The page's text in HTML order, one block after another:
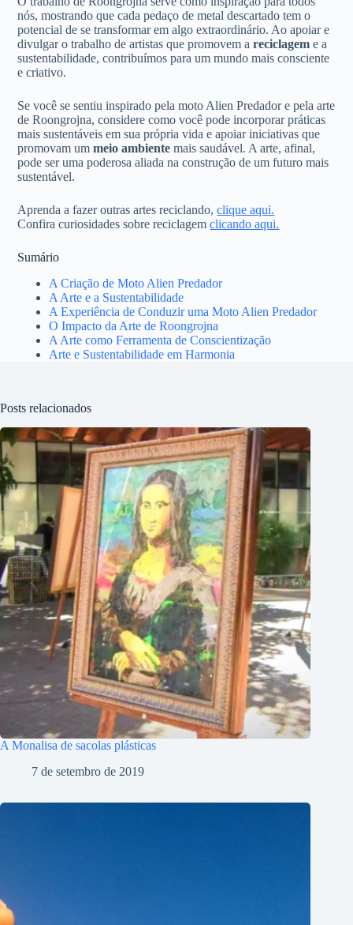
nós, mostrando que cada pedaço de metal descartado tem o
potencial de se transformar em algo extraordinário. Ao apoiar e
divulgar o trabalho de artistas que promovem areciclagem e a
sustentabilidade, contribuímos para um mundo mais consciente
e criativo.
Se você se sentiu inspirado pela moto Alien Predador e pela arte
de Roongrojna, considere como você pode incorporar práticas
mais sustentáveis em sua própria vida e apoiar iniciativas que
promovam ummeio ambiente mais saudável. A arte, afinal,
pode ser uma poderosa aliada na construção de um futuro mais
sustentável.
Aprenda a fazer outras artes reciclando,clique aqui.
Confira curiosidades sobre reciclagemclicando aqui.
Sumário
A Criação de Moto Alien Predador
A Arte e a Sustentabilidade
A Experiência de Conduzir uma Moto Alien Predador
O Impacto da Arte de Roongrojna
A Arte como Ferramenta de Conscientização
Arte e Sustentabilidade em Harmonia
Posts relacionados
A Monalisa de sacolas plásticas
7 de setembro de 2019